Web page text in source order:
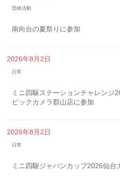
団体活動
南向台の夏祭りに参加
2026年8月2日
日常
ミニ四駆ステーションチャレンジ
ビックカメラ郡山店に参加
2026年8月2日
日常
ミニ四駆ジャパンカップ2026仙台